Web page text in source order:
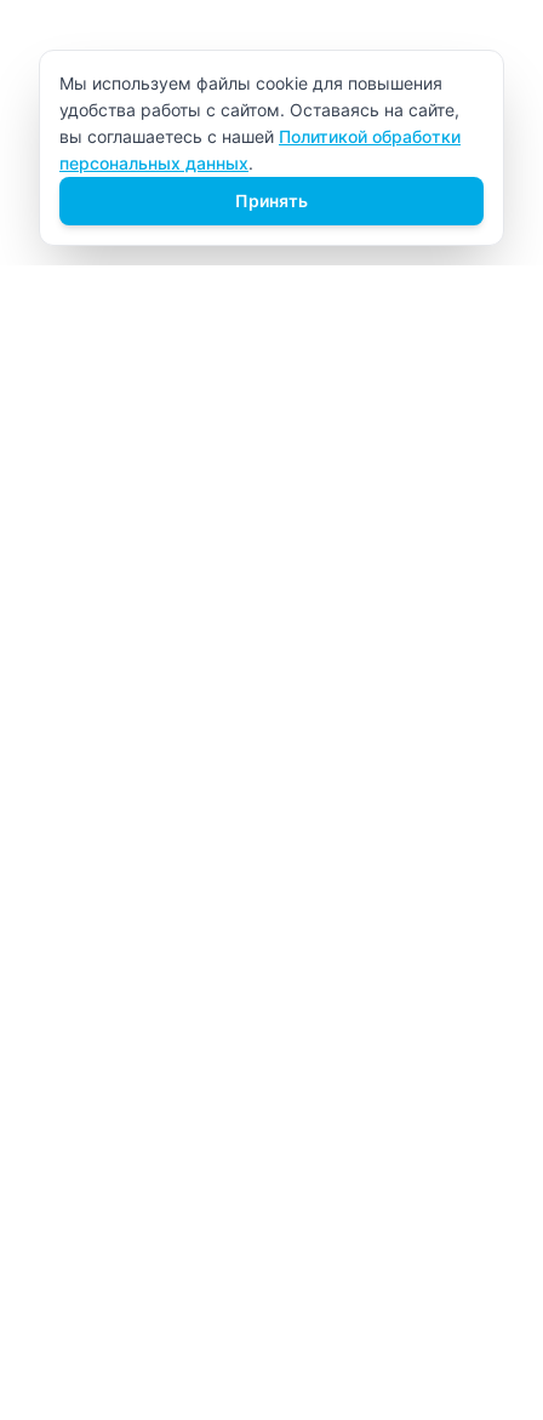
Уведомление об использовании cookie
Мы используем файлы cookie для повышения
удобства работы с сайтом. Оставаясь на сайте,
вы соглашаетесь с нашей Политикой обработки
персональных данных.
Принять